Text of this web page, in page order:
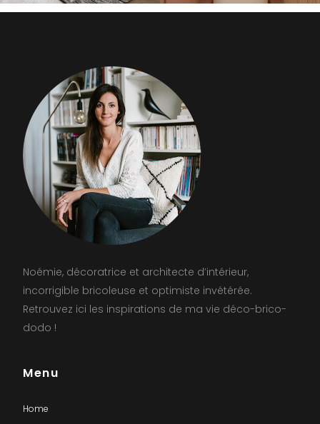
Noémie, décoratrice et architecte d’intérieur,
incorrigible bricoleuse et optimiste invétérée.
Retrouvez ici les inspirations de ma vie déco-brico-
dodo !
Menu
Home